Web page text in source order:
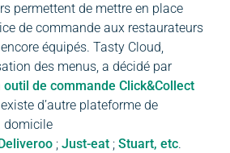
permettent de mettre en place
de commande aux restaurateurs
équipés. Tasty Cloud,
des menus, a décidé par
outil de commande Click&Collect
d’autre plateforme de
domicile
Deliveroo ; Just-eat ; Stuart, etc.